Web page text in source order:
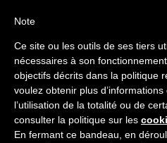
Sélectionner une page
Note
Ce site ou les outils de ses tiers
nécessaires à son
objectifs décrits dans la politique
voulez obtenir plus
l’utilisation de la totalité ou de
consulter la politique sur les
En fermant ce bandeau, en